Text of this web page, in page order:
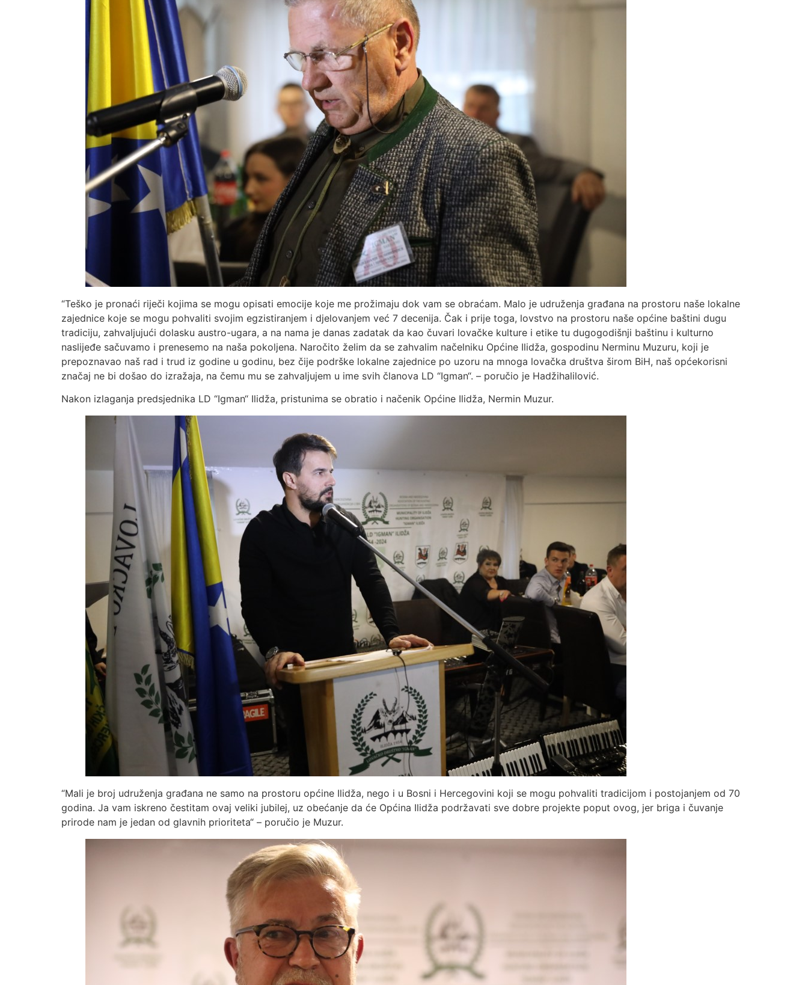
“Teško je pronaći riječi kojima se mogu opisati emocije koje me prožimaju dok vam se obraćam. Malo je udruženja građana na prostoru naše lokalne
zajednice koje se mogu pohvaliti svojim egzistiranjem i djelovanjem već 7 decenija. Čak i prije toga, lovstvo na prostoru naše općine baštini dugu
tradiciju, zahvaljujući dolasku austro-ugara, a na nama je danas zadatak da kao čuvari lovačke kulture i etike tu dugogodišnji baštinu i kulturno
naslijeđe sačuvamo i prenesemo na naša pokoljena. Naročito želim da se zahvalim načelniku Općine Ilidža, gospodinu Nerminu Muzuru, koji je
prepoznavao naš rad i trud iz godine u godinu, bez čije podrške lokalne zajednice po uzoru na mnoga lovačka društva širom BiH, naš općekorisni
značaj ne bi došao do izražaja, na čemu mu se zahvaljujem u ime svih članova LD “Igman“. – poručio je Hadžihalilović.
Nakon izlaganja predsjednika LD “Igman“ Ilidža, pristunima se obratio i načenik Općine Ilidža, Nermin Muzur.
“Mali je broj udruženja građana ne samo na prostoru općine Ilidža, nego i u Bosni i Hercegovini koji se mogu pohvaliti tradicijom i postojanjem od 70
godina. Ja vam iskreno čestitam ovaj veliki jubilej, uz obećanje da će Općina Ilidža podržavati sve dobre projekte poput ovog, jer briga i čuvanje
prirode nam je jedan od glavnih prioriteta“ – poručio je Muzur.